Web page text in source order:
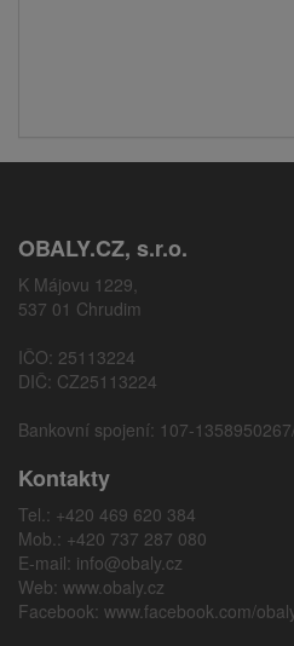
OBALY.CZ, s.r.o.
K Májovu 1229,
537 01 Chrudim
IČO: 25113224
DIČ: CZ25113224
Bankovní spojení: 107-
Kontakty
Tel.: +420 469 620 384
Mob.: +420 737 287 080
E-mail: info@obaly.cz
Web: www.obaly.cz
Facebook: www.facebook.com/